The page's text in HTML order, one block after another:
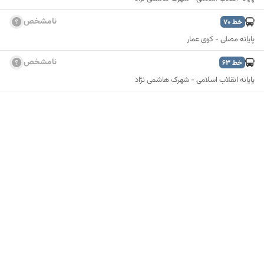
خط70 نامشخص
پایانه مصلی - کوی عمار
خط63 نامشخص
پایانه انقلاب اسلامی - شهرک هاشمی نژاد